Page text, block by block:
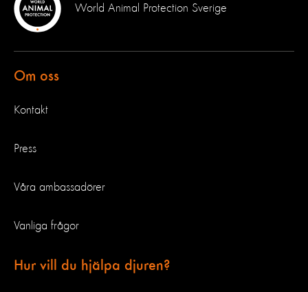
World Animal Protection Sverige
Om oss
Kontakt
Press
Våra ambassadörer
Vanliga frågor
Hur vill du hjälpa djuren?